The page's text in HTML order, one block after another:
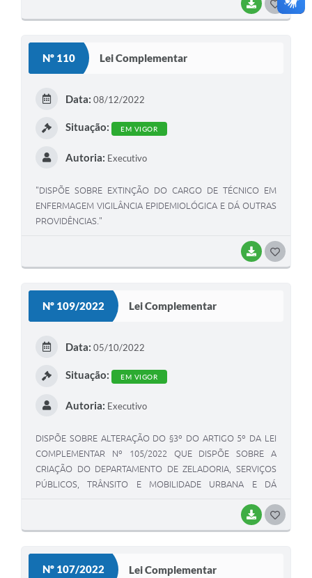
BAIXARGOSTEI
Nº 110 Lei Complementar
BAIXAR
Data: 08/12/2022
Situação: EM VIGOR
Autoria: Executivo
"DISPÕE SOBRE EXTINÇÃO DO CARGO DE TÉCNICO EM
ENFERMAGEM VIGILÂNCIA EPIDEMIOLÓGICA E DÁ OUTRAS
PROVIDÊNCIAS."
Nº 109/2022 Lei Complementar
BAIXAR
Data: 05/10/2022
Situação: EM VIGOR
Autoria: Executivo
DISPÕE SOBRE ALTERAÇÃO DO §3º DO ARTIGO 5º DA LEI
COMPLEMENTAR Nº 105/2022 QUE DISPÕE SOBRE A
CRIAÇÃO DO DEPARTAMENTO DE ZELADORIA, SERVIÇOS
PÚBLICOS, TRÂNSITO E MOBILIDADE URBANA E DÁ
Nº 107/2022 Lei Complementar